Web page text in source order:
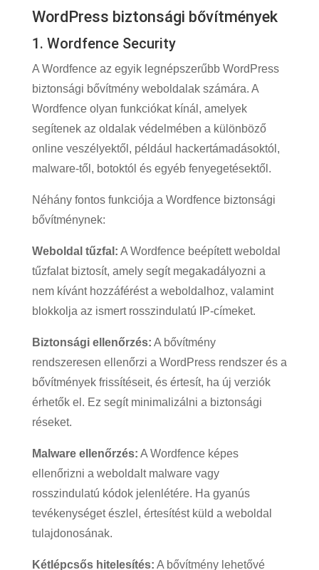
WordPress biztonsági bővítmények
1. Wordfence Security
A Wordfence az egyik legnépszerűbb WordPress
biztonsági bővítmény weboldalak számára. A
Wordfence olyan funkciókat kínál, amelyek
segítenek az oldalak védelmében a különböző
online veszélyektől, például hackertámadásoktól,
malware-től, botoktól és egyéb fenyegetésektől.
Néhány fontos funkciója a Wordfence biztonsági
bővítménynek:
Weboldal tűzfal: A Wordfence beépített weboldal
tűzfalat biztosít, amely segít megakadályozni a
nem kívánt hozzáférést a weboldalhoz, valamint
blokkolja az ismert rosszindulatú IP-címeket.
Biztonsági ellenőrzés: A bővítmény
rendszeresen ellenőrzi a WordPress rendszer és a
bővítmények frissítéseit, és értesít, ha új verziók
érhetők el. Ez segít minimalizálni a biztonsági
réseket.
Malware ellenőrzés: A Wordfence képes
ellenőrizni a weboldalt malware vagy
rosszindulatú kódok jelenlétére. Ha gyanús
tevékenységet észlel, értesítést küld a weboldal
tulajdonosának.
Kétlépcsős hitelesítés: A bővítmény lehetővé